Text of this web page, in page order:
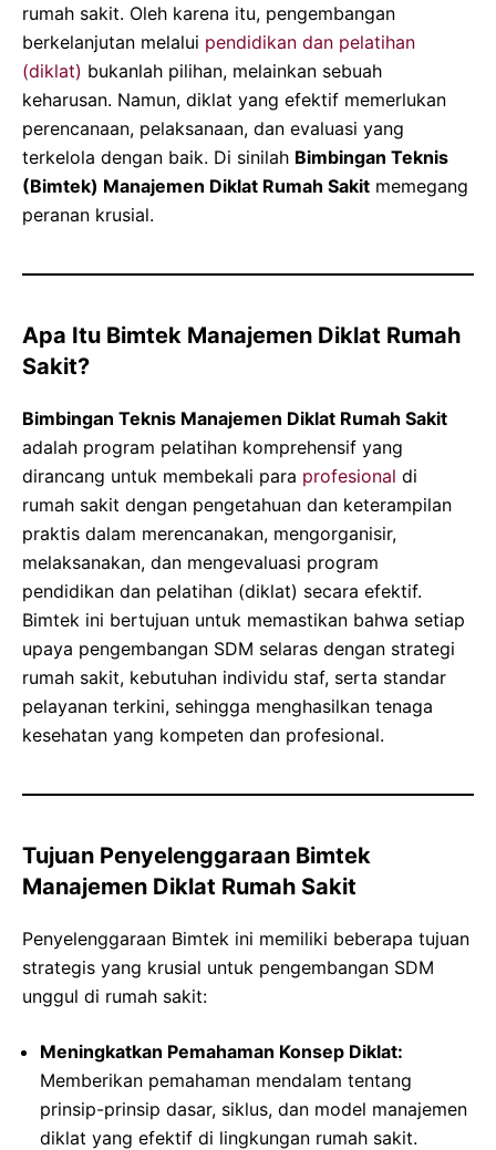
rumah sakit. Oleh karena itu, pengembangan
berkelanjutan melalui pendidikan dan pelatihan
(diklat) bukanlah pilihan, melainkan sebuah
keharusan. Namun, diklat yang efektif memerlukan
perencanaan, pelaksanaan, dan evaluasi yang
terkelola dengan baik. Di sinilah Bimbingan Teknis
(Bimtek) Manajemen Diklat Rumah Sakit memegang
peranan krusial.
Apa Itu Bimtek Manajemen Diklat Rumah
Sakit?
Bimbingan Teknis Manajemen Diklat Rumah Sakit
adalah program pelatihan komprehensif yang
dirancang untuk membekali para profesional di
rumah sakit dengan pengetahuan dan keterampilan
praktis dalam merencanakan, mengorganisir,
melaksanakan, dan mengevaluasi program
pendidikan dan pelatihan (diklat) secara efektif.
Bimtek ini bertujuan untuk memastikan bahwa setiap
upaya pengembangan SDM selaras dengan strategi
rumah sakit, kebutuhan individu staf, serta standar
pelayanan terkini, sehingga menghasilkan tenaga
kesehatan yang kompeten dan profesional.
Tujuan Penyelenggaraan Bimtek
Manajemen Diklat Rumah Sakit
Penyelenggaraan Bimtek ini memiliki beberapa tujuan
strategis yang krusial untuk pengembangan SDM
unggul di rumah sakit:
Meningkatkan Pemahaman Konsep Diklat:
Memberikan pemahaman mendalam tentang
prinsip-prinsip dasar, siklus, dan model manajemen
diklat yang efektif di lingkungan rumah sakit.